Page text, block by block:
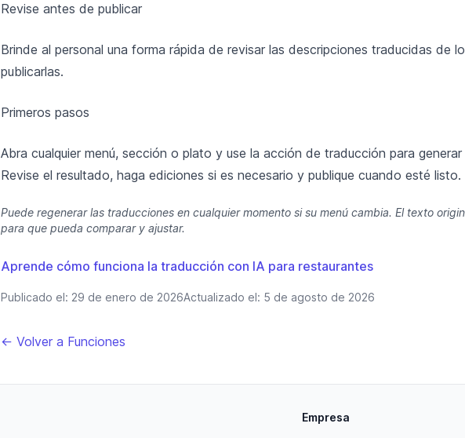
Revise antes de publicar
Brinde al personal una forma rápida de revisar las descripciones traducidas de
publicarlas.
Primeros pasos
Abra cualquier menú, sección o plato y use la acción de traducción para
Revise el resultado, haga ediciones si es necesario y publique cuando esté listo.
Puede regenerar las traducciones en cualquier momento si su menú cambia. El texto
para que pueda comparar y ajustar.
Aprende cómo funciona la traducción con IA para restaurantes
Publicado el: 29 de enero de 2026Actualizado el: 5 de agosto de 2026
← Volver a Funciones
Empresa